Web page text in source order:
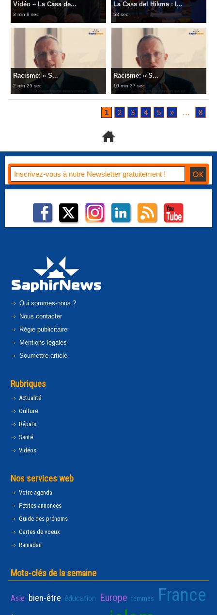
Vidéo – La Casa de...
3 min 8 sec
La Casa del Hikma : l...
58 sec
Racisme: « S...
2 min 25 sec
Racisme: « S...
10 min 37 sec
1 2 3 4 5 » ... 8
Qui sommes-nous ?
Nous contacter
Régie publicitaire
Mentions légales
Soumettre article
Rubriques
Actualité
Culture
Débats
Santé
Vidéos
Nos services web
Votre agenda
Petites annonces
Guide des prénoms
Cartes de voeux
Ramadan
Mots-clés de la semaine
Asie bien-être éducation Europe femmes France